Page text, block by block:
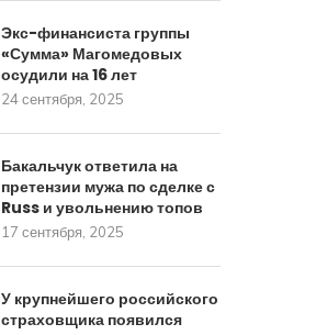
Экс-финансиста группы
«Сумма» Магомедовых
осудили на 16 лет
24 сентября, 2025
Бакальчук ответила на
претензии мужа по сделке с
Russ и увольнению топов
17 сентября, 2025
У крупнейшего российского
страховщика появился